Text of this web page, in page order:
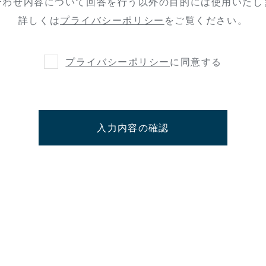
詳しくはプライバシーポリシー をご覧ください。
プライバシーポリシー に同意する
入力内容の確認